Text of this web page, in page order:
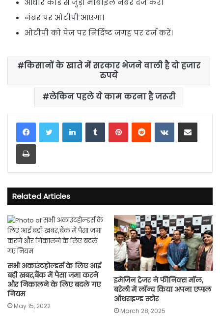
आधार कार्ड से जुड़ा मोबाइल नंबर दर्ज करें।
नंबर पर ओटीपी आएगा।
ओटीपी को पेज पर निर्दिष्ट जगह पर दर्ज करें।
किसानों के खाते में सरकार भेजने वाली है दो हजार
रुपये
लेकिन पहले ये काम करना है जरूरी
LinkedInTumblrPinterestReddit VKontakteShare via Email
Print
Related Articles
सभी अकाउंटहोल्‍डर्स के लिए आई
बड़ी खबर,बैंक में पैसा जमा करने
और न‍िकालने के लिए बदले गए
न‍ियम
May 15, 2022
इमेजिन ट्रेजर ने फीनिक्स मॉल,
बरेली में लॉन्च किया अपना एप्पल
ऑथराइज्ड स्टोर
March 28, 2025